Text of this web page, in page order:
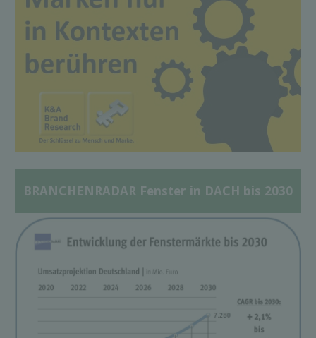
BRANCHENRADAR Fenster in DACH bis 2030